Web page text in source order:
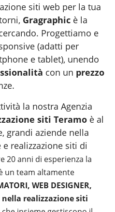
siti web per la tua
Gragraphic è la
Progettiamo e
(adatti per
e tablet), unendo
con un prezzo
la nostra Agenzia
siti Teramo è al
grandi aziende nella
realizzazione siti di
20 anni di esperienza la
un team altamente
WEB DESIGNER,
nella realizzazione siti